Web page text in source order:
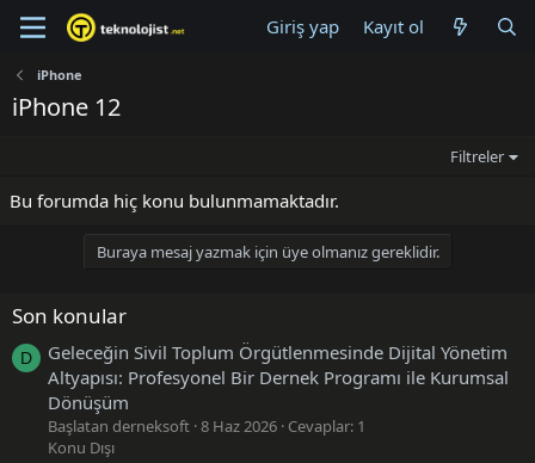
Giriş yap Kayıt ol
iPhone
iPhone 12
Filtreler
Bu forumda hiç konu bulunmamaktadır.
Buraya mesaj yazmak için üye olmanız gereklidir.
Son konular
D
Geleceğin Sivil Toplum Örgütlenmesinde Dijital Yönetim
Altyapısı: Profesyonel Bir Dernek Programı ile Kurumsal
Dönüşüm
Başlatan derneksoft 8 Haz 2026 Cevaplar: 1
Konu Dışı